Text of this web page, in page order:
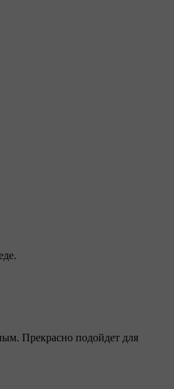
Прекрасно подойдет для